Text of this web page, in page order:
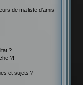
de ma liste d’amis
?
?!
et sujets ?